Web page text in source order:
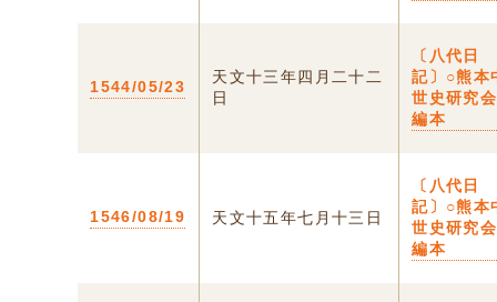
1544/05/23
天文十三年四月二十二
日
〔八代日
記〕○熊本
世史研究会
編本
1546/08/19 天文十五年七月十三日
〔八代日
記〕○熊本
世史研究会
編本